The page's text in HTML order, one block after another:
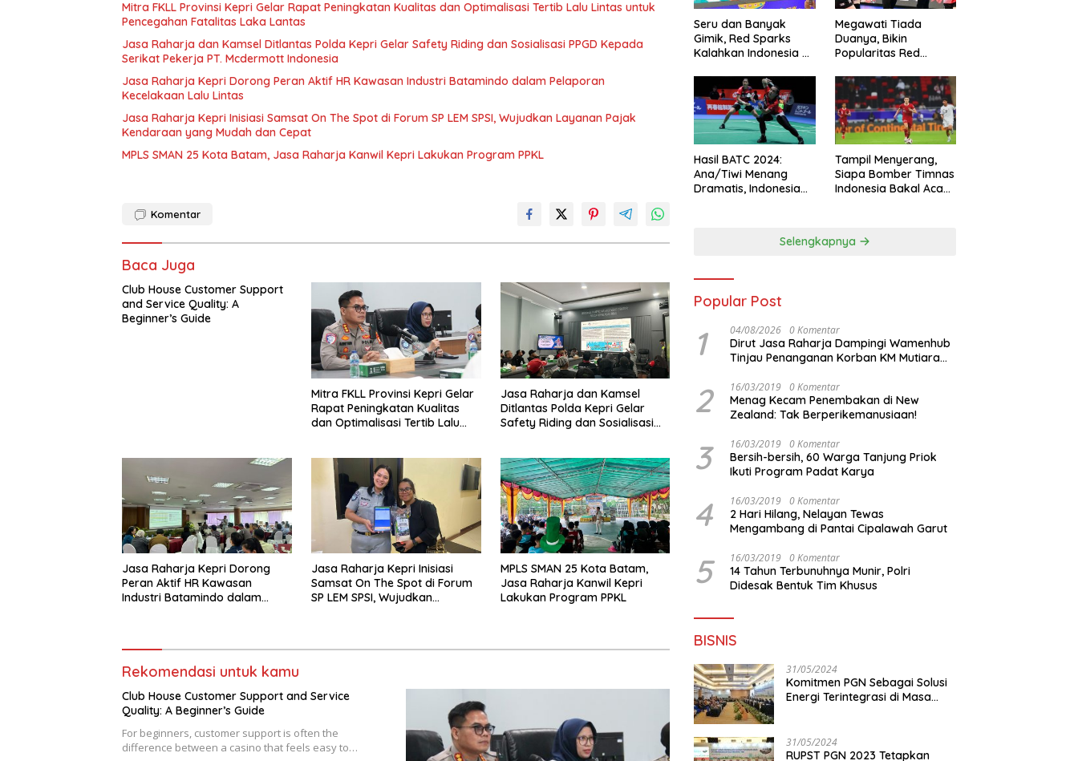
Mitra FKLL Provinsi Kepri Gelar Rapat Peningkatan Kualitas dan Optimalisasi Tertib Lalu Lintas untuk
Pencegahan Fatalitas Laka Lantas
Jasa Raharja dan Kamsel Ditlantas Polda Kepri Gelar Safety Riding dan Sosialisasi PPGD Kepada
Serikat Pekerja PT. Mcdermott Indonesia
Jasa Raharja Kepri Dorong Peran Aktif HR Kawasan Industri Batamindo dalam Pelaporan
Kecelakaan Lalu Lintas
Jasa Raharja Kepri Inisiasi Samsat On The Spot di Forum SP LEM SPSI, Wujudkan Layanan Pajak
Kendaraan yang Mudah dan Cepat
MPLS SMAN 25 Kota Batam, Jasa Raharja Kanwil Kepri Lakukan Program PPKL
Komentar
Baca Juga
Club House Customer Support
and Service Quality: A
Beginner’s Guide
Mitra FKLL Provinsi Kepri Gelar
Rapat Peningkatan Kualitas
dan Optimalisasi Tertib Lalu
Jasa Raharja dan Kamsel
Ditlantas Polda Kepri Gelar
Safety Riding dan Sosialisasi
Jasa Raharja Kepri Dorong
Peran Aktif HR Kawasan
Industri Batamindo dalam
Jasa Raharja Kepri Inisiasi
Samsat On The Spot di Forum
SP LEM SPSI, Wujudkan
MPLS SMAN 25 Kota Batam,
Jasa Raharja Kanwil Kepri
Lakukan Program PPKL
Rekomendasi untuk kamu
Club House Customer Support and Service
Quality: A Beginner’s Guide
For beginners, customer support is often the
difference between a casino that feels easy to…
Seru dan Banyak
Gimik, Red Sparks
Kalahkan Indonesia All
Megawati Tiada
Duanya, Bikin
Popularitas Red
Hasil BATC 2024:
Ana/Tiwi Menang
Dramatis, Indonesia
Tampil Menyerang,
Siapa Bomber Timnas
Indonesia Bakal Acak-
Selengkapnya
Popular Post
1 04/08/2026 0 Komentar
Dirut Jasa Raharja Dampingi Wamenhub
Tinjau Penanganan Korban KM Mutiara
2 16/03/2019 0 Komentar
Menag Kecam Penembakan di New
Zealand: Tak Berperikemanusiaan!
3 16/03/2019 0 Komentar
Bersih-bersih, 60 Warga Tanjung Priok
Ikuti Program Padat Karya
4 16/03/2019 0 Komentar
2 Hari Hilang, Nelayan Tewas
Mengambang di Pantai Cipalawah Garut
5 16/03/2019 0 Komentar
14 Tahun Terbunuhnya Munir, Polri
Didesak Bentuk Tim Khusus
BISNIS
31/05/2024
Komitmen PGN Sebagai Solusi
Energi Terintegrasi di Masa
31/05/2024
RUPST PGN 2023 Tetapkan